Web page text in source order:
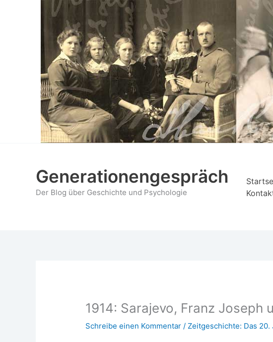
Generationengespräch
Der Blog über Geschichte und Psychologie
1914: Sarajevo, Franz Joseph
Schreibe einen Kommentar /Zeitgeschichte: Das